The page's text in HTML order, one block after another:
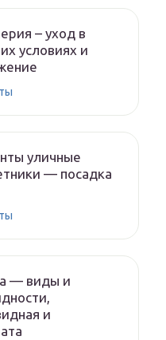
– уход в
условиях и
уличные
— посадка
— виды и
и